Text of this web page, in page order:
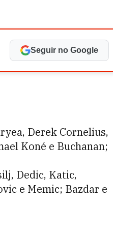
Seguir no Google
Derek Cornelius,
Koné e Buchanan;
Dedic, Katic,
e Memic; Bazdar e